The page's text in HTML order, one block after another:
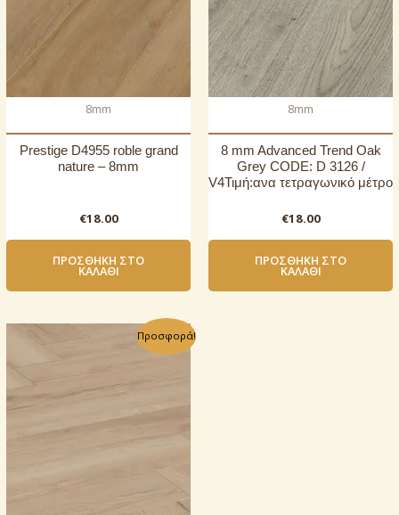
8mm
Prestige D4955 roble grand
nature – 8mm
€18.00
ΠΡΟΣΘΉΚΗ ΣΤΟ
ΚΑΛΆΘΙ
8mm
8 mm Advanced Trend Oak
Grey CODE: D 3126 /
V4Τιμή:ανα τετραγωνικό μέτρο
€18.00
ΠΡΟΣΘΉΚΗ ΣΤΟ
ΚΑΛΆΘΙ
Προσφορά!